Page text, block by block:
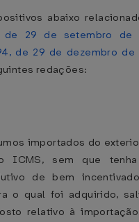
abaixo
de 29 de setembro de
de 29 de dezembro de
redações:
importados do
ICMS, sem que
de bem
o qual foi adquirido,
relativo à